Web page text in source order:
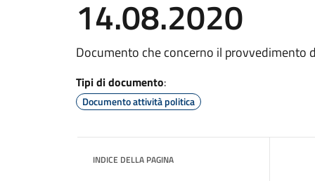
14.08.2020
Documento che concerno il provvedimento
Tipi di documento:
Documento attività politica
INDICE DELLA PAGINA